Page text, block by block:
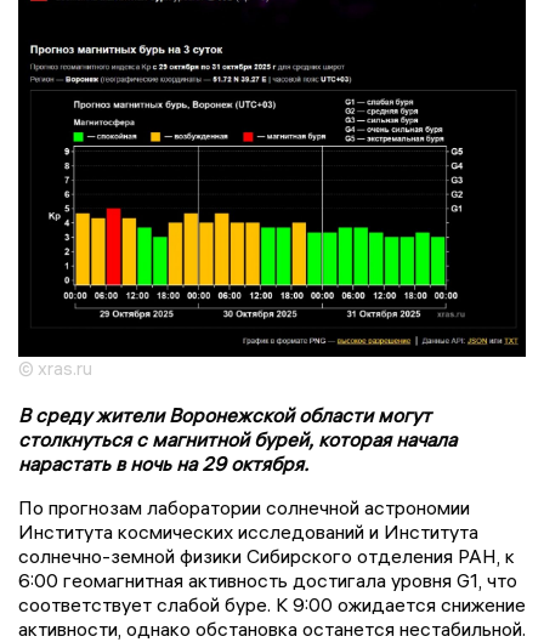
© xras.ru
В среду жители Воронежской области могут
столкнуться с магнитной бурей, которая начала
нарастать в ночь на 29 октября.
По прогнозам лаборатории солнечной астрономии
Института космических исследований и Института
солнечно-земной физики Сибирского отделения РАН, к
6:00 геомагнитная активность достигала уровня G1, что
соответствует слабой буре. К 9:00 ожидается снижение
активности, однако обстановка останется нестабильной.